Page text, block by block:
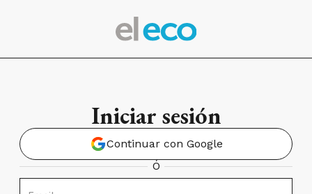
Iniciar sesión
Continuar con Google
Ó